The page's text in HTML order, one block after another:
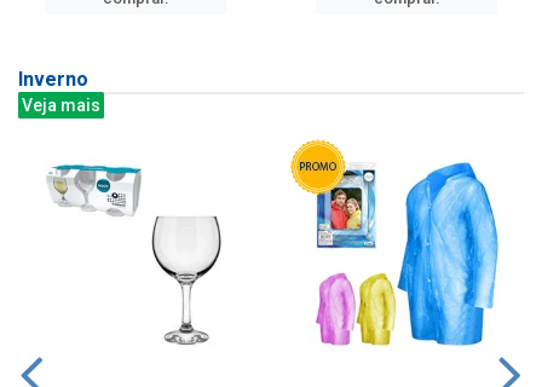
Inverno
Veja mais